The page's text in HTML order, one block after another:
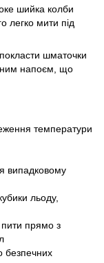
шийка колби
легко мити під
шматочки
напоєм, що
температури
випадковому
льоду,
пити прямо з
безпечних